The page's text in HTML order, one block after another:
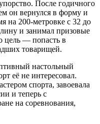
После годичного
он вернулся в форму и
на 200-метровке с 32 до
и занимал призовые
цель — попасть в
товарищей.
настольный
её не интересовал.
спорта, завоевала
и теперь с
на соревнования,